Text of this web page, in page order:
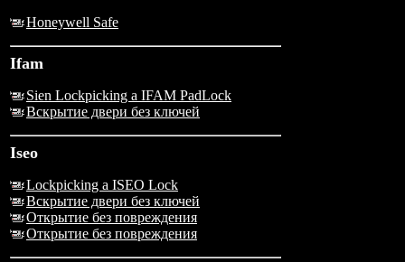
Honeywell Safe
Ifam
Sien Lockpicking a IFAM PadLock
Вскрытие двери без ключей
Iseo
Lockpicking a ISEO Lock
Вскрытие двери без ключей
Открытие без повреждения
Открытие без повреждения